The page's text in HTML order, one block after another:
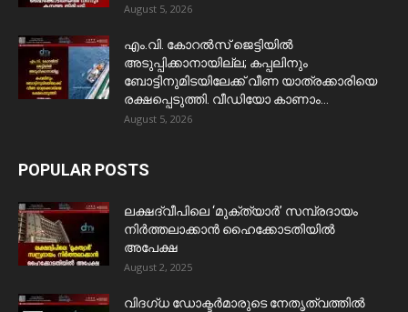
August 5, 2026
​എം.വി. കോറൽസ് ജെട്ടിയിൽ
അടുപ്പിക്കാനായില്ല; കപ്പലിനും
ബോട്ടിനുമിടയിലേക്ക് വീണ യാത്രക്കാരിയെ
രക്ഷപ്പെടുത്തി. വീഡിയോ കാണാം...
August 5, 2026
POPULAR POSTS
ലക്ഷദ്വീപിലെ ‘മുക്ത്യാർ’ സമ്പ്രദായം
നിർത്തലാക്കാൻ ഹൈക്കോടതിയിൽ
അപേക്ഷ
August 2, 2025
വിദഗ്ധ ഡോക്ടർമാരുടെ നേതൃത്വത്തിൽ